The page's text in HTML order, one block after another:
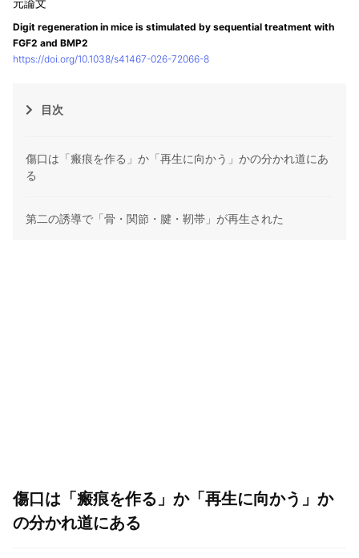
Digit regeneration in mice is stimulated by sequential treatment with
FGF2 and BMP2
https://doi.org/10.1038/s41467-026-72066-8
目次
傷口は「瘢痕を作る」か「再生に向かう」かの分かれ道にあ
る
第二の誘導で「骨・関節・腱・靭帯」が再生された
傷口は「瘢痕を作る」か「再生に向かう」か
の分かれ道にある